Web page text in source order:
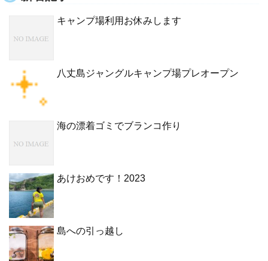
キャンプ場利用お休みします
八丈島ジャングルキャンプ場プレオープン
海の漂着ゴミでブランコ作り
あけおめです！2023
島への引っ越し